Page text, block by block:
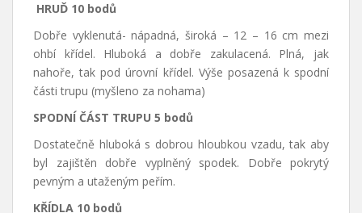
HRUĎ 10 bodů
Dobře vyklenutá- nápadná, široká – 12 – 16 cm mezi
ohbí křídel. Hluboká a dobře zakulacená. Plná, jak
nahoře, tak pod úrovní křídel. Výše posazená k spodní
části trupu (myšleno za nohama)
SPODNÍ ČÁST TRUPU 5 bodů
Dostatečně hluboká s dobrou hloubkou vzadu, tak aby
byl zajištěn dobře vyplněný spodek. Dobře pokrytý
pevným a utaženým peřím.
KŘÍDLA 10 bodů